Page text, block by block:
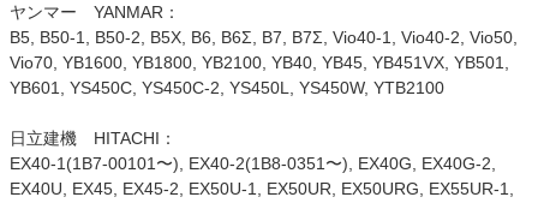
ヤンマー YANMAR：
B5, B50-1, B50-2, B5X, B6, B6Σ, B7, B7Σ, Vio40-1, Vio40-2, Vio50,
Vio70, YB1600, YB1800, YB2100, YB40, YB45, YB451VX, YB501,
YB601, YS450C, YS450C-2, YS450L, YS450W, YTB2100
日立建機 HITACHI：
EX40-1(1B7-00101〜), EX40-2(1B8-0351〜), EX40G, EX40G-2,
EX40U, EX45, EX45-2, EX50U-1, EX50UR, EX50URG, EX55UR-1,